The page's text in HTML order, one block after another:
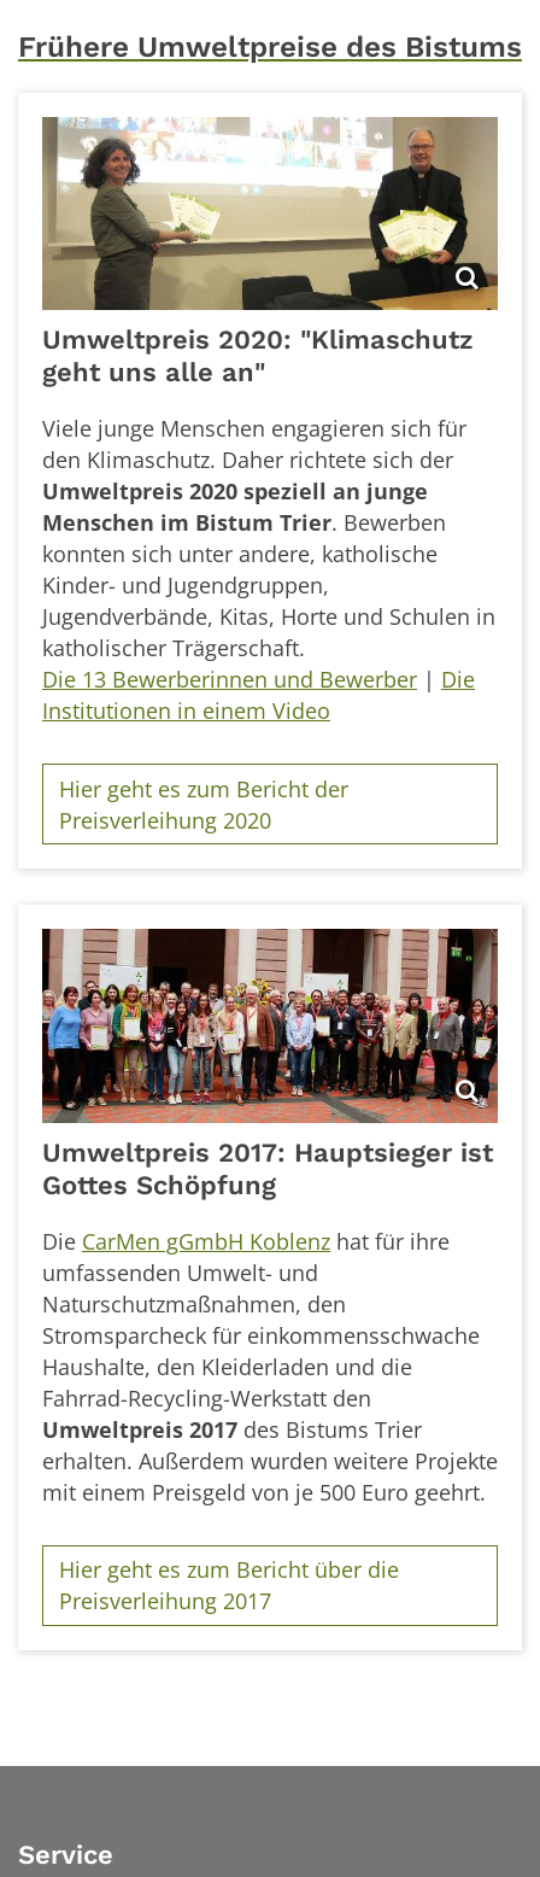
Frühere Umweltpreise des Bistums
Umweltpreis 2020: "Klimaschutz
geht uns alle an"
Viele junge Menschen engagieren sich für
den Klimaschutz. Daher richtete sich der
Umweltpreis 2020 speziell an junge
Menschen im Bistum Trier. Bewerben
konnten sich unter andere, katholische
Kinder- und Jugendgruppen,
Jugendverbände, Kitas, Horte und Schulen in
katholischer Trägerschaft.
Die 13 Bewerberinnen und Bewerber | Die
Institutionen in einem Video
Hier geht es zum Bericht der
Preisverleihung 2020
Umweltpreis 2017: Hauptsieger ist
Gottes Schöpfung
Die CarMen gGmbH Koblenz hat für ihre
umfassenden Umwelt- und
Naturschutzmaßnahmen, den
Stromsparcheck für einkommensschwache
Haushalte, den Kleiderladen und die
Fahrrad-Recycling-Werkstatt den
Umweltpreis 2017 des Bistums Trier
erhalten. Außerdem wurden weitere Projekte
mit einem Preisgeld von je 500 Euro geehrt.
Hier geht es zum Bericht über die
Preisverleihung 2017
Service